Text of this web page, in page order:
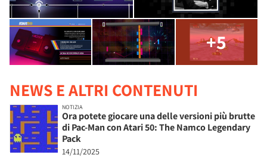
+5
NEWS E ALTRI CONTENUTI
NOTIZIA
Ora potete giocare una delle versioni più brutte
di Pac-Man con Atari 50: The Namco Legendary
Pack
14/11/2025